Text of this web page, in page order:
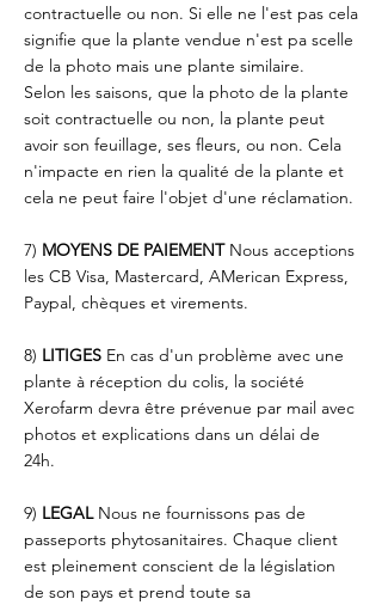
contractuelle ou non. Si elle ne l'est pas cela
signifie que la plante vendue n'est pa scelle
de la photo mais une plante similaire.
Selon les saisons, que la photo de la plante
soit contractuelle ou non, la plante peut
avoir son feuillage, ses fleurs, ou non. Cela
n'impacte en rien la qualité de la plante et
cela ne peut faire l'objet d'une réclamation.
7) MOYENS DE PAIEMENTNous acceptions
les CB Visa, Mastercard, AMerican Express,
Paypal, chèques et virements.
8) LITIGES En cas d'un problème avec une
plante à réception du colis, la société
Xerofarm devra être prévenue par mail avec
photos et explications dans un délai de
24h.
9) LEGALNous ne fournissons pas de
passeports phytosanitaires. Chaque client
est pleinement conscient de la législation
de son pays et prend toute sa